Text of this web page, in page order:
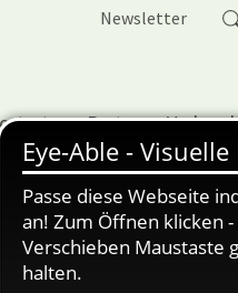
Newsletter
Partner Verband
| TORP Vereinspokal
nuScore